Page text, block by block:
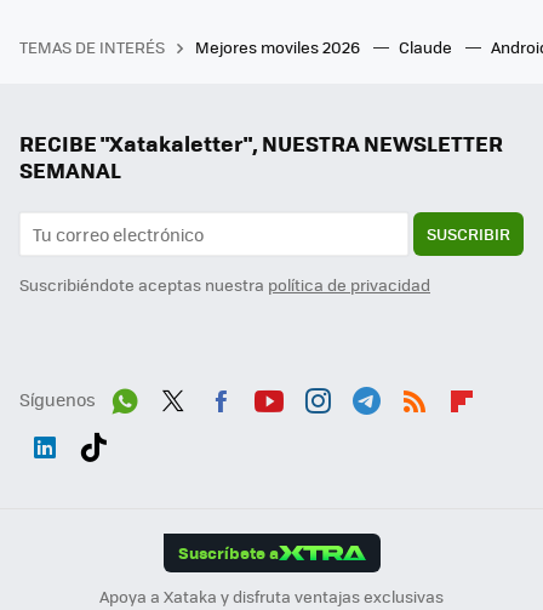
TEMAS DE INTERÉS Mejores moviles 2026 Claude
RECIBE "Xatakaletter", NUESTRA NEWSLETTER
SEMANAL
SUSCRIBIR
Suscribiéndote aceptas nuestra política de privacidad
Síguenos
Suscríbete a
Apoya a Xataka y disfruta ventajas exclusivas